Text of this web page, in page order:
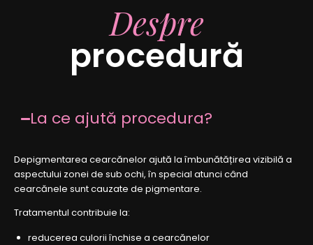
Despre
procedură
La ce ajută procedura?
Depigmentarea cearcănelor ajută la îmbunătățirea vizibilă a
aspectului zonei de sub ochi, în special atunci când
cearcănele sunt cauzate de pigmentare.
Tratamentul contribuie la:
reducerea culorii închise a cearcănelor